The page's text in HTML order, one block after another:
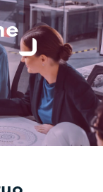
AREE
CONTATTI
CON NOI
NEWS